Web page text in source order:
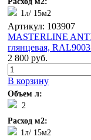
1л/ 15м2
Артикул: 103907
MASTERLINE
глянцевая,
2 800 руб.
В корзину
Объем л:
2
Расход м2:
1л/ 15м2